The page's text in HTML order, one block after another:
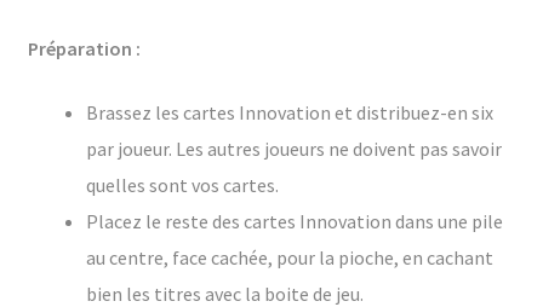
Préparation :
Brassez les cartes Innovation et distribuez-en six
par joueur. Les autres joueurs ne doivent pas savoir
quelles sont vos cartes.
Placez le reste des cartes Innovation dans une pile
au centre, face cachée, pour la pioche, en cachant
bien les titres avec la boite de jeu.